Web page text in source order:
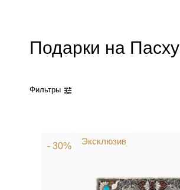
Подарки на Пасху
Фильтры
Эксклюзив
- 30%